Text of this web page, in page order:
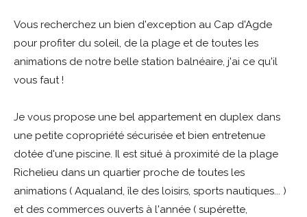
Vous recherchez un bien d'exception au Cap d'Agde
pour profiter du soleil, de la plage et de toutes les
animations de notre belle station balnéaire, j'ai ce qu'il
vous faut !
Je vous propose une bel appartement en duplex dans
une petite copropriété sécurisée et bien entretenue
dotée d'une piscine. Il est situé à proximité de la plage
Richelieu dans un quartier proche de toutes les
animations ( Aqualand, île des loisirs, sports nautiques... )
et des commerces ouverts à l'année ( supérette,